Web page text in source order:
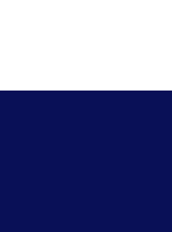
thứ tự theo tình hình
số người khởi hành ít